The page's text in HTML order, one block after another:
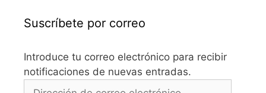
Suscríbete por correo
Introduce tu correo electrónico para recibir
notificaciones de nuevas entradas.
Dirección